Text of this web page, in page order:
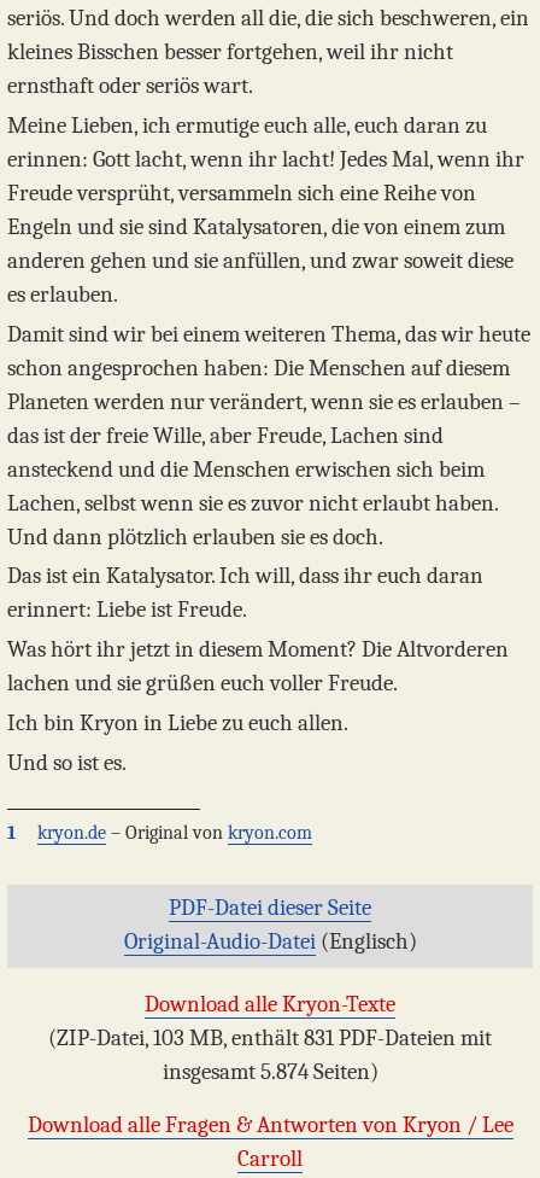
seriös. Und doch werden all die, die sich beschweren, ein
kleines Bisschen besser fortgehen, weil ihr nicht
ernsthaft oder seriös wart.
Meine Lieben, ich ermutige euch alle, euch daran zu
erinnen: Gott lacht, wenn ihr lacht! Jedes Mal, wenn ihr
Freude versprüht, versammeln sich eine Reihe von
Engeln und sie sind Katalysatoren, die von einem zum
anderen gehen und sie anfüllen, und zwar soweit diese
es erlauben.
Damit sind wir bei einem weiteren Thema, das wir heute
schon angesprochen haben: Die Menschen auf diesem
Planeten werden nur verändert, wenn sie es erlauben –
das ist der freie Wille, aber Freude, Lachen sind
ansteckend und die Menschen erwischen sich beim
Lachen, selbst wenn sie es zuvor nicht erlaubt haben.
Und dann plötzlich erlauben sie es doch.
Das ist ein Katalysator. Ich will, dass ihr euch daran
erinnert: Liebe ist Freude.
Was hört ihr jetzt in diesem Moment? Die Altvorderen
lachen und sie grüßen euch voller Freude.
Ich bin Kryon in Liebe zu euch allen.
Und so ist es.
1 kryon.de – Original von kryon.com
PDF-Datei dieser Seite
Original-Audio-Datei(Englisch)
Download alle Kryon-Texte
(ZIP-Datei, 103 MB, enthält 831 PDF-Dateien mit
insgesamt 5.874 Seiten)
Download alle Fragen & Antworten von Kryon / Lee
Carroll